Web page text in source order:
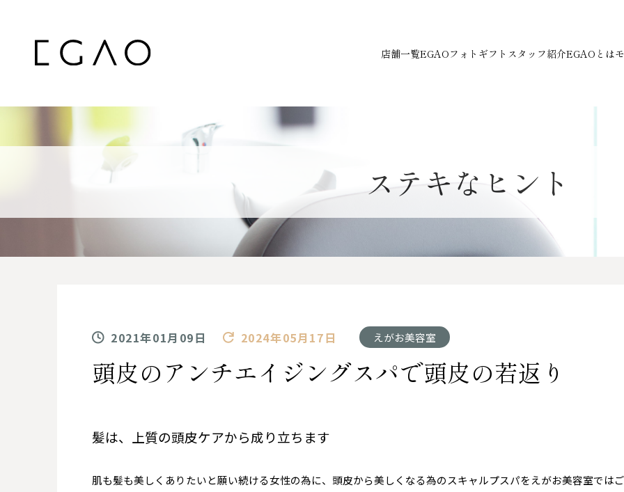
店舗一覧EGAOフォトギフト スタッフ紹介EGAOとは
ステキなヒント
2021年01月09日 2024年05月17日 えがお美容室
頭皮のアンチエイジングスパで頭皮の若返り
髪は、上質の頭皮ケアから成り立ちます
肌も髪も美しくありたいと願い続ける女性の為に、頭皮から美しくなる為のスキャルプスパをえがお美容室ではご